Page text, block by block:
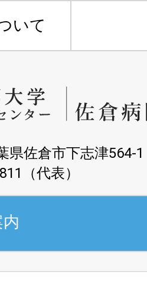
いて
県佐倉市下志津564-1
（代表）